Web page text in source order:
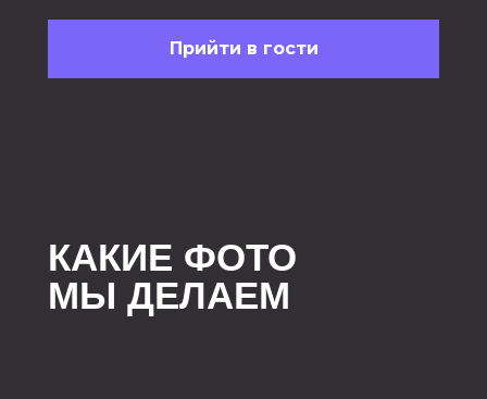
Прийти в гости
КАКИЕ ФОТО
МЫ ДЕЛАЕМ